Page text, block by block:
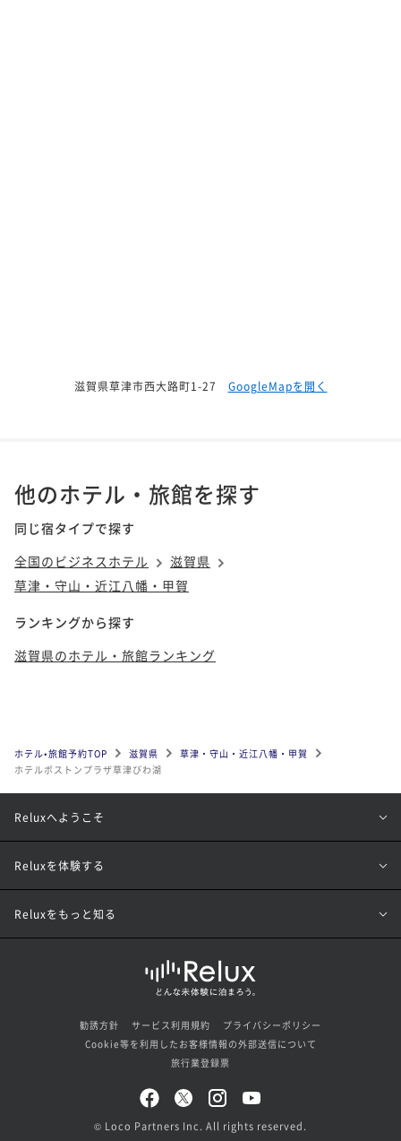
滋賀県草津市西大路町1-27 GoogleMapを開く
他のホテル・旅館を探す
同じ宿タイプで探す
全国のビジネスホテル
滋賀県
草津・守山・近江八幡・甲賀
ランキングから探す
滋賀県のホテル・旅館ランキング
ホテル•旅館予約TOP 滋賀県
草津・守山・近江八幡・甲賀
ホテルボストンプラザ草津びわ湖
Reluxへようこそ
Reluxを体験する
Reluxをもっと知る
勧誘方針 サービス利用規約
プライバシーポリシー
Cookie等を利用したお客様情報の外部送信について
旅行業登録票
© Loco Partners Inc. All rights reserved.